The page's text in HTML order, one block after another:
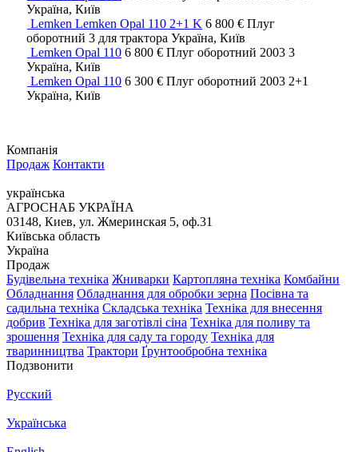
Україна, Київ
Lemken Lemken Opal 110 2+1 K 6 800 € Плуг
оборотний 3 для трактора Україна, Київ
Lemken Opal 110 6 800 € Плуг оборотний 2003 3
Україна, Київ
Lemken Opal 110 6 300 € Плуг оборотний 2003 2+1
Україна, Київ
Компанія
Продаж Контакти
українська
АГРОСНАБ УКРАЇНА
03148, Киев, ул. Жмеринская 5, оф.31
Київська область
Україна
Продаж
Будівельна техніка Жниварки Картопляна техніка Комбайни
Обладнання Обладнання для обробки зерна Посівна та
садильна техніка Складська техніка Техніка для внесення
добрив Техніка для заготівлі сіна Техніка для поливу та
зрошення Техніка для саду та городу Техніка для
тваринництва Трактори Ґрунтообробна техніка
Подзвонити
Русский
Українська